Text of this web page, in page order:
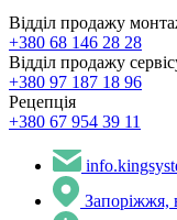
Відділ продажу
+380 68 146 28 28
Відділ продажу
+380 97 187 18 96
Рецепція
+380 67 954 39 11
Запоріжжя,